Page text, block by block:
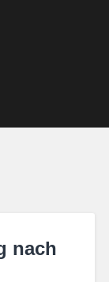
nach